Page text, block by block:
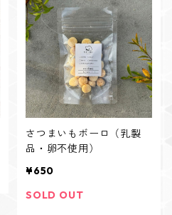
さつまいもボーロ（乳製
品・卵不使用）
¥650
SOLD OUT